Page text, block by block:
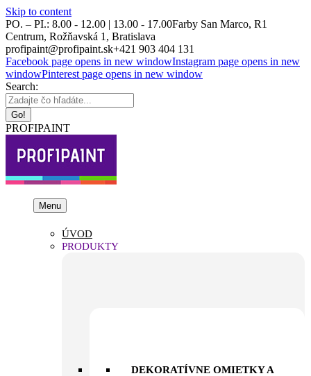
Skip to content
PO. – PI.: 8.00 - 12.00 | 13.00 - 17.00Farby San Marco, R1
Centrum, Rožňavská 1, Bratislava
profipaint@profipaint.sk+421 903 404 131
Facebook page opens in new windowInstagram page opens in new
windowPinterest page opens in new window
Search:
PROFIPAINT
Menu
ÚVOD
PRODUKTY
DEKORATÍVNE OMIETKY A